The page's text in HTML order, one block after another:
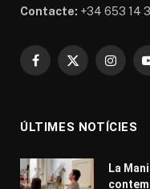
Contacte: +34 653 14
Facebook
X
ÚLTIMES NOTÍCIES
La